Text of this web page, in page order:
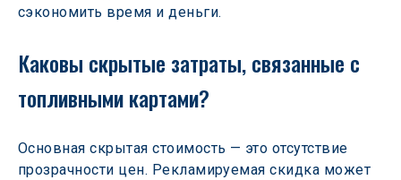
сэкономить время и деньги.
Каковы скрытые затраты, связанные с
топливными картами?
Основная скрытая стоимость — это отсутствие
прозрачности цен. Рекламируемая скидка может